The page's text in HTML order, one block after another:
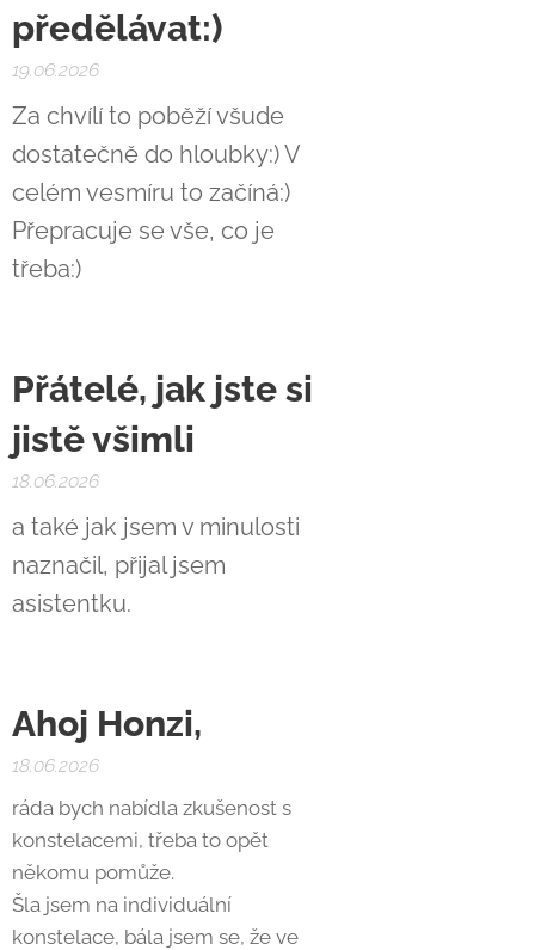
předělávat:)
19.06.2026
Za chvílí to poběží všude
dostatečně do hloubky:) V
celém vesmíru to začíná:)
Přepracuje se vše, co je
třeba:)
Přátelé, jak jste si
jistě všimli
18.06.2026
a také jak jsem v minulosti
naznačil, přijal jsem
asistentku.
Ahoj Honzi,
18.06.2026
ráda bych nabídla zkušenost s
konstelacemi, třeba to opět
někomu pomůže.
Šla jsem na individuální
konstelace, bála jsem se, že ve